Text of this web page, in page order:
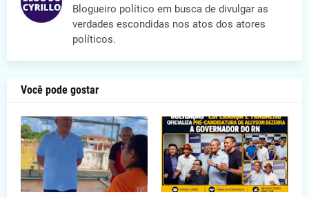
Blogueiro político em busca de divulgar as
verdades escondidas nos atos dos atores
políticos.
Você pode gostar